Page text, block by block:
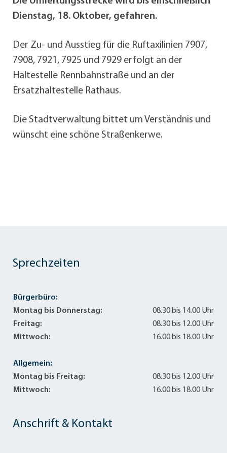
Dienstag, 18. Oktober, gefahren.
Der Zu- und Ausstieg für die Ruftaxilinien 7907,
7908, 7921, 7925 und 7929 erfolgt an der
Haltestelle Rennbahnstraße und an der
Ersatzhaltestelle Rathaus.
Die Stadtverwaltung bittet um Verständnis und
wünscht eine schöne Straßenkerwe.
Anschrift & Kontakt
Sprechzeiten
Bürgerbüro:
Montag bis Donnerstag:
08.30 bis 14.00 Uhr
Freitag:
08.30 bis 12.00 Uhr
Mittwoch:
16.00 bis 18.00 Uhr
Allgemein:
Montag bis Freitag:
08.30 bis 12.00 Uhr
Mittwoch:
16.00 bis 18.00 Uhr